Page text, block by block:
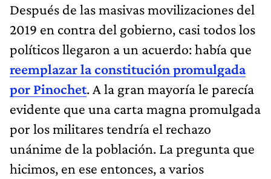
Después de las masivas movilizaciones del
2019 en contra del gobierno, casi todos los
políticos llegaron a un acuerdo: había que
reemplazar la constitución promulgada
por Pinochet. A la gran mayoría le parecía
evidente que una carta magna promulgada
por los militares tendría el rechazo
unánime de la población. La pregunta que
hicimos, en ese entonces, a varios